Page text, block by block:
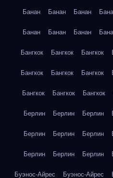
Банан Банан Банан
Банан Банан Банан
Бангкок Бангкок Бангкок
Бангкок Бангкок Бангкок
Бангкок Бангкок Бангкок
Берлин Берлин Берлин
Берлин Берлин Берлин
Берлин Берлин Берлин
Буэнос-Айрес Буэнос-Айрес